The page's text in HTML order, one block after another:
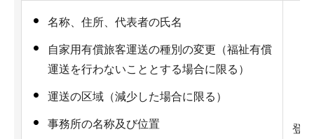
名称、住所、代表者の氏名
自家用有償旅客運送の種別の変更（福祉有償
運送を行わないこととする場合に限る）
運送の区域（減少した場合に限る）
事務所の名称及び位置
登